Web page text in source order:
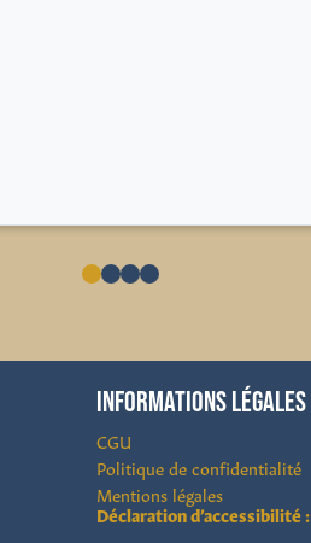
INFORMATIONS LÉGALES
CGU
Politique de confidentialité
Mentions légales
Déclaration d’accessibilité :